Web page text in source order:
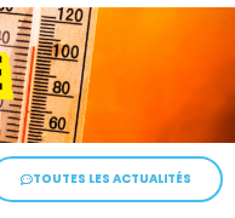
TOUTES LES ACTUALITÉS